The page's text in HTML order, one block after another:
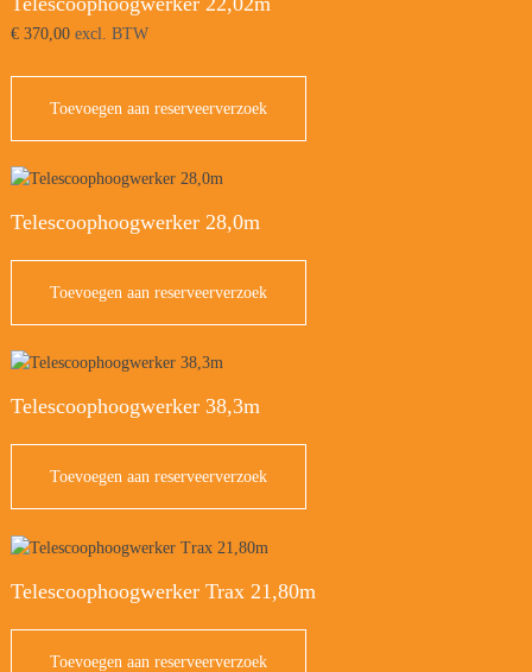
€370,00excl. BTW
Toevoegen aan reserveerverzoek
Telescoophoogwerker 28,0m
Toevoegen aan reserveerverzoek
Telescoophoogwerker 38,3m
Toevoegen aan reserveerverzoek
Telescoophoogwerker Trax 21,80m
Toevoegen aan reserveerverzoek